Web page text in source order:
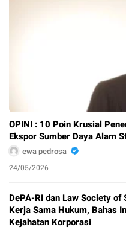
OPINI : 10 Poin Krusial
Ekspor Sumber Daya Alam
ewa pedrosa
24/05/2026
DePA-RI dan Law Society
Kerja Sama Hukum, Bahas
Kejahatan Korporasi